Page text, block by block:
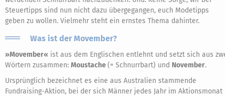
Steuertipps sind nun nicht dazu übergegangen, euch Modetipps
geben zu wollen. Vielmehr steht ein ernstes Thema dahinter.
Was ist der Movember?
»Movember« ist aus dem Englischen entlehnt und setzt sich aus
Wörtern zusammen: Moustache(= Schnurrbart) und November.
Ursprünglich bezeichnet es eine aus Australien stammende
Fundraising-Aktion, bei der sich Männer jedes Jahr im Aktionsmonat